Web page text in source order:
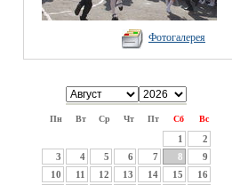
Фотогалерея
Пн Вт Ср Чт Пт Сб Вс
1
2
3
4 5 6 7 8
9
10
11 12 13 14 15
16